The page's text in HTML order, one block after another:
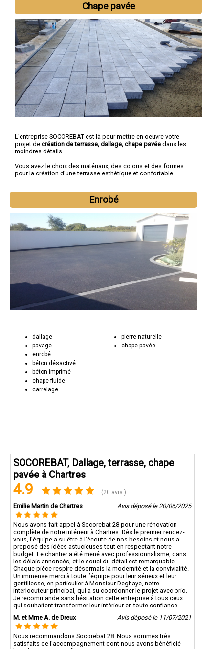
Chape pavée
L'entreprise SOCOREBAT est là pour mettre en oeuvre votre
projet de création de terrasse, dallage, chape pavée dans les
moindres détails.
Vous avez le choix des matériaux, des coloris et des formes
pour la création d'une terrasse esthétique et confortable.
Enrobé
dallage
pavage
enrobé
béton désactivé
béton imprimé
chape fluide
carrelage
pierre naturelle
chape pavée
SOCOREBAT, Dallage, terrasse, chape
pavée à Chartres
4.9 (20 avis )
Emilie Martin de Chartres Avis déposé le 20/06/2025
Nous avons fait appel à Socorebat 28 pour une rénovation
complète de notre intérieur à Chartres. Dès le premier rendez-
vous, l’équipe a su être à l’écoute de nos besoins et nous a
proposé des idées astucieuses tout en respectant notre
budget. Le chantier a été mené avec professionnalisme, dans
les délais annoncés, et le souci du détail est remarquable.
Chaque pièce respire désormais la modernité et la convivialité.
Un immense merci à toute l’équipe pour leur sérieux et leur
gentillesse, en particulier à Monsieur Deghaye, notre
interlocuteur principal, qui a su coordonner le projet avec brio.
Je recommande sans hésitation cette entreprise à tous ceux
qui souhaitent transformer leur intérieur en toute confiance.
M. et Mme A. de Dreux
Avis déposé le 11/07/2021
Nous recommandons Socorebat 28. Nous sommes très
satisfaits de l'accompagnement dont nous avons bénéficié